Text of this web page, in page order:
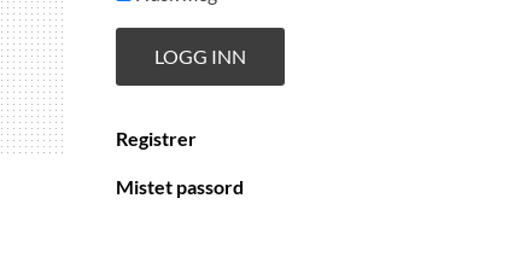
Registrer
Mistet passord